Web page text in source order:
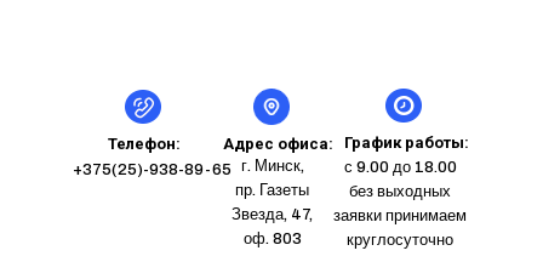
Адрес офиса:
г. Минск,
пр. Газеты
Звезда, 47,
оф. 803
Телефон: График работы:
+375(25)-938-89-65
с 9.00 до 18.00
без выходных
заявки принимаем
круглосуточно